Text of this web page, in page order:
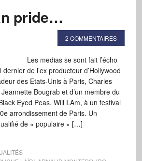
pride…
2 COMMENTAIRES
Les medias se sont fait l’écho
de l’ex producteur d’Hollywood
des Etats-Unis à Paris, Charles
Bougrab et d’un membre du
Eyed Peas, Will I.Am, à un festival
arrondissement de Paris. Un
de « populaire » […]